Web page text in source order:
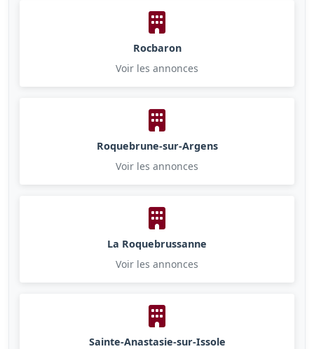
Rocbaron
Voir les annonces
Roquebrune-sur-Argens
Voir les annonces
La Roquebrussanne
Voir les annonces
Sainte-Anastasie-sur-Issole